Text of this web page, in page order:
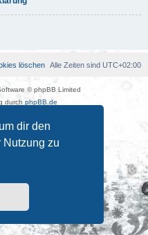
dir den
Nutzung zu
Alle Zeiten sind UTC+02:00
löschen
© phpBB Limited
durch phpBB.de